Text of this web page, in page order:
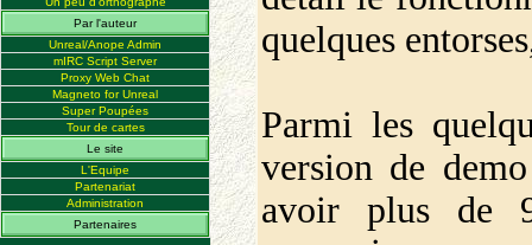
Par l'auteur
Unreal/Anope Admin
mIRC Script Server
Proxy Web Chat
Magneto for Unreal
Super Poupées
Tour de cartes
Le site
L'Equipe
Partenariat
Administration
Partenaires
quelques
Parmi les
version de
avoir plus de